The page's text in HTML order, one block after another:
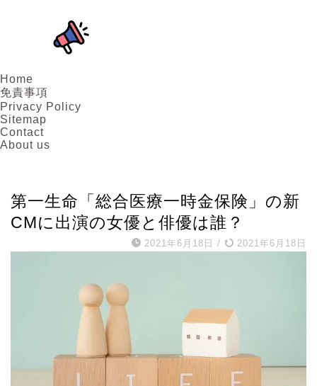
Home
免責事項
Privacy Policy
Sitemap
Contact
About us
第一生命「総合医療一時金保険」の新
CMに出演の女優と俳優は誰？
2021年6月18日 / 2021年6月18日